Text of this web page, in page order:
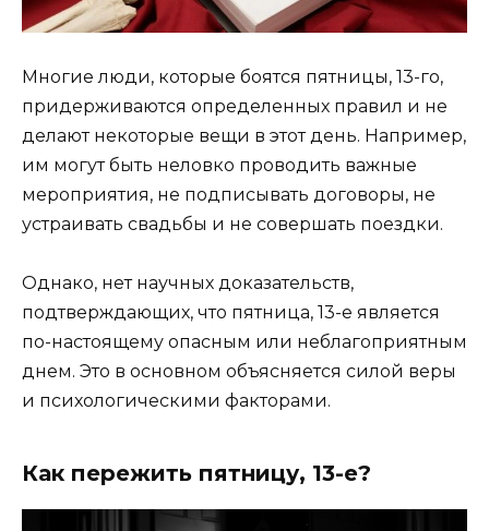
Многие люди, которые боятся пятницы, 13-го,
придерживаются определенных правил и не
делают некоторые вещи в этот день. Например,
им могут быть неловко проводить важные
мероприятия, не подписывать договоры, не
устраивать свадьбы и не совершать поездки.
Однако, нет научных доказательств,
подтверждающих, что пятница, 13-е является
по-настоящему опасным или неблагоприятным
днем. Это в основном объясняется силой веры
и психологическими факторами.
Как пережить пятницу, 13-е?